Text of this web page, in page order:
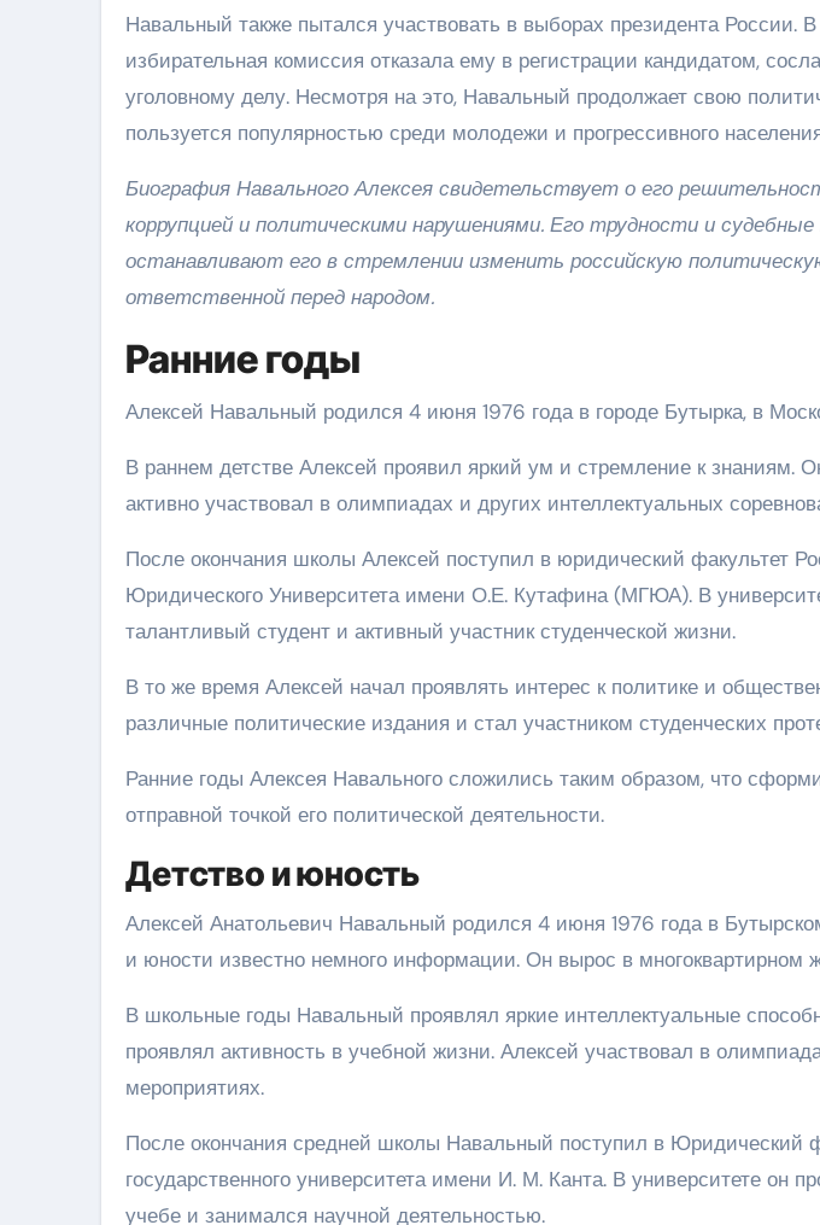
Навальный также пытался участвовать в выборах президента России.
избирательная комиссия отказала ему в регистрации кандидатом,
уголовному делу. Несмотря на это, Навальный продолжает свою
пользуется популярностью среди молодежи и прогрессивного
Биография Навального Алексея свидетельствует о его
коррупцией и политическими нарушениями. Его трудности и судебные
останавливают его в стремлении изменить российскую
ответственной перед народом.
Ранние годы
Алексей Навальный родился 4 июня 1976 года в городе Бутырка, в
В раннем детстве Алексей проявил яркий ум и стремление к знаниям.
активно участвовал в олимпиадах и других интеллектуальных
После окончания школы Алексей поступил в юридический факультет
Юридического Университета имени О.Е. Кутафина (МГЮА). В
талантливый студент и активный участник студенческой жизни.
В то же время Алексей начал проявлять интерес к политике и
различные политические издания и стал участником студенческих
Ранние годы Алексея Навального сложились таким образом, что
отправной точкой его политической деятельности.
Детство и юность
Алексей Анатольевич Навальный родился 4 июня 1976 года в
и юности известно немного информации. Он вырос в многоквартирном
В школьные годы Навальный проявлял яркие интеллектуальные
проявлял активность в учебной жизни. Алексей участвовал в
мероприятиях.
После окончания средней школы Навальный поступил в Юридический
государственного университета имени И. М. Канта. В университете он
учебе и занимался научной деятельностью.